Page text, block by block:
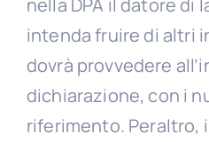
intenda fruire di altri
dovrà provvedere
dichiarazione, con i
riferimento. Peraltro,